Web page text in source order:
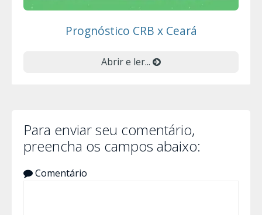
Prognóstico CRB x Ceará
Abrir e ler...
Para enviar seu comentário,
preencha os campos abaixo:
Comentário